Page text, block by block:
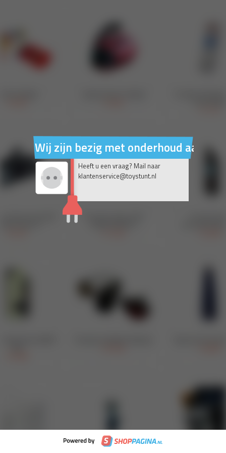
Wij zijn bezig met onderhoud aan
Heeft u een vraag? Mail naar
klantenservice@toystunt.nl